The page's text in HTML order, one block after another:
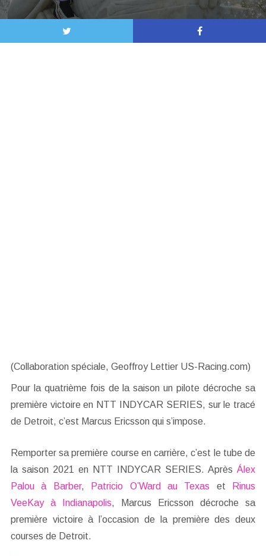
(Collaboration spéciale, Geoffroy Lettier US-Racing.com)
Pour la quatrième fois de la saison un pilote décroche sa
première victoire en NTT INDYCAR SERIES, sur le tracé
de Detroit, c’est Marcus Ericsson qui s’impose.
Remporter sa première course en carrière, c’est le tube de
la saison 2021 en NTT INDYCAR SERIES. AprèsÁlex
Palou à Barber, Patricio O’Ward au Texas et
Rinus
VeeKay à Indianapolis, Marcus Ericsson décroche sa
première victoire à l’occasion de la première des deux
courses de Detroit.